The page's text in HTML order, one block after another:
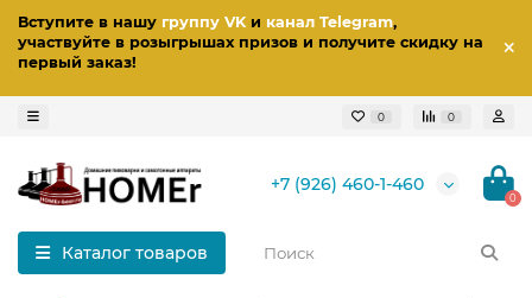
Вступите в нашу группу VKи канал Telegram,
участвуйте в розыгрышах призов и получите скидку на
первый заказ!
0 0
+7 (926) 460-1-460
0
Каталог товаров